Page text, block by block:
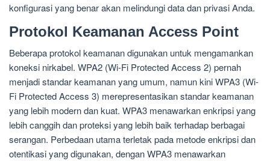
konfigurasi yang benar akan melindungi data dan privasi Anda.
Protokol Keamanan Access Point
Beberapa protokol keamanan digunakan untuk mengamankan
koneksi nirkabel. WPA2 (Wi-Fi Protected Access 2) pernah
menjadi standar keamanan yang umum, namun kini WPA3 (Wi-
Fi Protected Access 3) merepresentasikan standar keamanan
yang lebih modern dan kuat. WPA3 menawarkan enkripsi yang
lebih canggih dan proteksi yang lebih baik terhadap berbagai
serangan. Perbedaan utama terletak pada metode enkripsi dan
otentikasi yang digunakan, dengan WPA3 menawarkan